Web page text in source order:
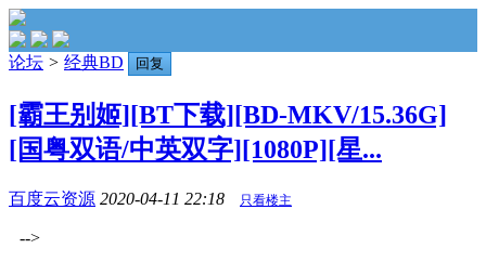
论坛 > 经典BD 回复
[霸王别姬][BT下载][BD-MKV/15.36G]
[国粤双语/中英双字][1080P][星...
百度云资源 2020-04-11 22:18 只看楼主
-->